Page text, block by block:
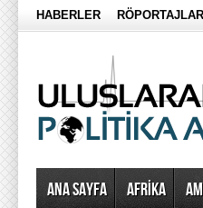
HABERLER RÖPORTAJLAR
Ana Sayfa AFRİKA